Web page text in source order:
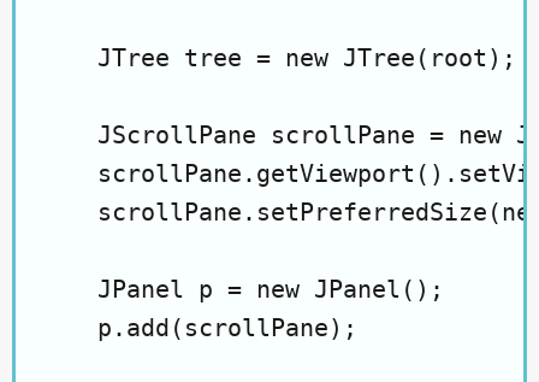
    JTree tree = new JTree(root);
JScrollPane scrollPane = new
    JPanel p = new JPanel();
    p.add(scrollPane);